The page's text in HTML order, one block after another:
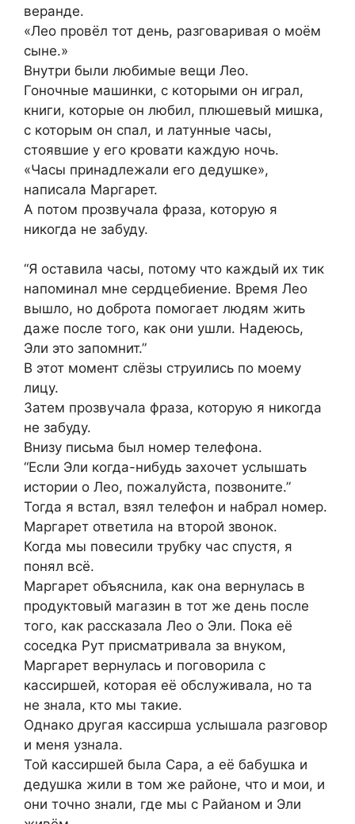
веранде.
«Лео провёл тот день, разговаривая о моём
сыне.»
Внутри были любимые вещи Лео.
Гоночные машинки, с которыми он играл,
книги, которые он любил, плюшевый мишка,
с которым он спал, и латунные часы,
стоявшие у его кровати каждую ночь.
«Часы принадлежали его дедушке»,
написала Маргарет.
А потом прозвучала фраза, которую я
никогда не забуду.
“Я оставила часы, потому что каждый их тик
напоминал мне сердцебиение. Время Лео
вышло, но доброта помогает людям жить
даже после того, как они ушли. Надеюсь,
Эли это запомнит.”
В этот момент слёзы струились по моему
лицу.
Затем прозвучала фраза, которую я никогда
не забуду.
Внизу письма был номер телефона.
“Если Эли когда-нибудь захочет услышать
истории о Лео, пожалуйста, позвоните.”
Тогда я встал, взял телефон и набрал номер.
Маргарет ответила на второй звонок.
Когда мы повесили трубку час спустя, я
понял всё.
Маргарет объяснила, как она вернулась в
продуктовый магазин в тот же день после
того, как рассказала Лео о Эли. Пока её
соседка Рут присматривала за внуком,
Маргарет вернулась и поговорила с
кассиршей, которая её обслуживала, но та
не знала, кто мы такие.
Однако другая кассирша услышала разговор
и меня узнала.
Той кассиршей была Сара, а её бабушка и
дедушка жили в том же районе, что и мои, и
они точно знали, где мы с Райаном и Эли